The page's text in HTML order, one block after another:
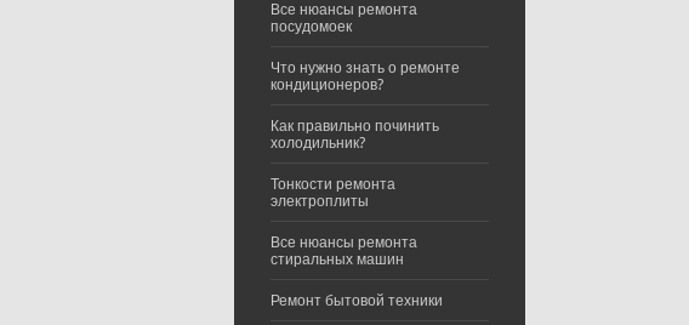
Все нюансы ремонта
посудомоек
Что нужно знать о ремонте
кондиционеров?
Как правильно починить
холодильник?
Тонкости ремонта
электроплиты
Все нюансы ремонта
стиральных машин
Ремонт бытовой техники